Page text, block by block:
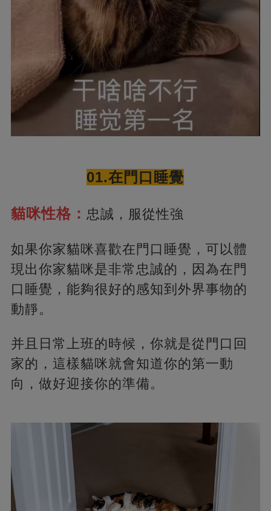
01.在門口睡覺
貓咪性格： 忠誠，服從性強
如果你家貓咪喜歡在門口睡覺，可以體
現出你家貓咪是非常忠誠的，因為在門
口睡覺，能夠很好的感知到外界事物的
動靜。
并且日常上班的時候，你就是從門口回
家的，這樣貓咪就會知道你的第一動
向，做好迎接你的準備。